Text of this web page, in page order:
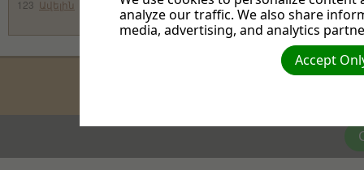
123 Ավելին
օր ակտիվ
analyze our traffic. We also share
media, advertising, and analytics
Accept